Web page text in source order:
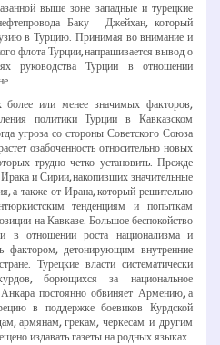
выше зоне западные и турецкие
Баку ­ Джейхан, который
в Турцию. Принимая во внимание и
флота Турции, напрашивается вывод о
руководства Турции в отношении
или менее значимых факторов,
политики Турции в Кавказском
угроза со стороны Советского Союза
озабоченность относительно новых
трудно четко установить. Прежде
и Сирии, накопивших значительные
а также от Ирана, который решительно
тенденциям и попыткам
на Кавказе. Большое беспокойство
в отношении роста национализма и
фактором, детонирующим внутренние
Турецкие власти систематически
борющихся за национальное
постоянно обвиняет Армению, а
в поддержке боевиков Курдской
армянам, грекам, черкесам и другим
издавать газеты на родных языках.